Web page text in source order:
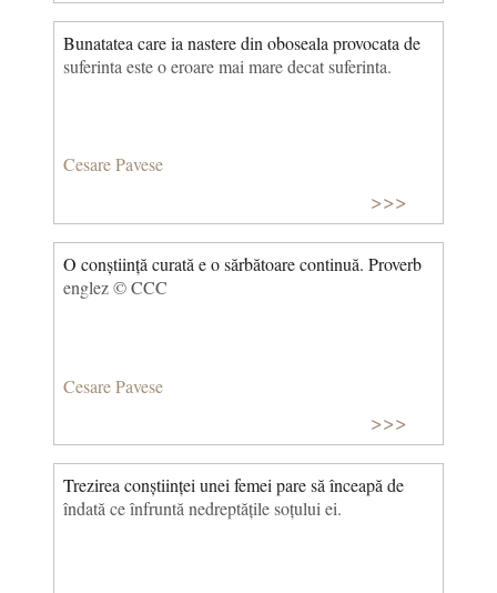
Bunatatea care ia nastere din oboseala provocata de
suferinta este o eroare mai mare decat suferinta.
Cesare Pavese
>>>
O conștiință curată e o sărbătoare continuă. Proverb
englez © CCC
Cesare Pavese
>>>
Trezirea conștiinței unei femei pare să înceapă de
îndată ce înfruntă nedreptățile soțului ei.